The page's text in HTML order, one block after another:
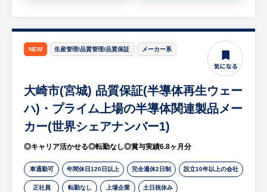
・入社後は約3ヶ月間の東京本社研修があ
り、期間中の週末帰省費用や宿泊費、交通費
などは会社がサポートするため、安心して業
務や製品知識を学ぶことができます。
・直行直帰の営業スタイルで、効率的に営業
活動ができるスケジュールをアレンジでき
る、裁量のある働き方が可能です。
・本人が希望しない限り転勤はなく、残業も
ほぼ発生しない環境のため、ワークライフバ
ランスを保ちながら腰を据えて働くことが可
能です。
NEW 生産管理/品質管理/品質保証 メーカー系
大崎市(宮城) 品質保証(半導体再生ウェー
ハ)・プライム上場の半導体関連製品メー
カー(世界シェアナンバー1)
◎キャリア活かせる◎転勤なし◎賞与実績6.8ヶ月分
車通勤可 年間休日120日以上 完全週休2日制 設立10年以上の会社
正社員 転勤なし 上場企業 土日祝休み